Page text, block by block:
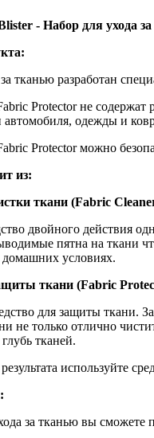
- Набор для ухода
тканью разработан
Protector не
автомобиля, одежды и
Protector можно
из:
ткани (Fabric
двойного действия
пятна на ткани
домашних условиях.
ткани (Fabric
для защиты ткани.
не только отлично
тканей.
используйте
за тканью вы сможете